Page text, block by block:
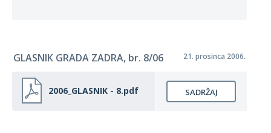
GLASNIK GRADA ZADRA, br. 8/06 21. prosinca 2006.
2006_GLASNIK - 8.pdf SADRŽAJ